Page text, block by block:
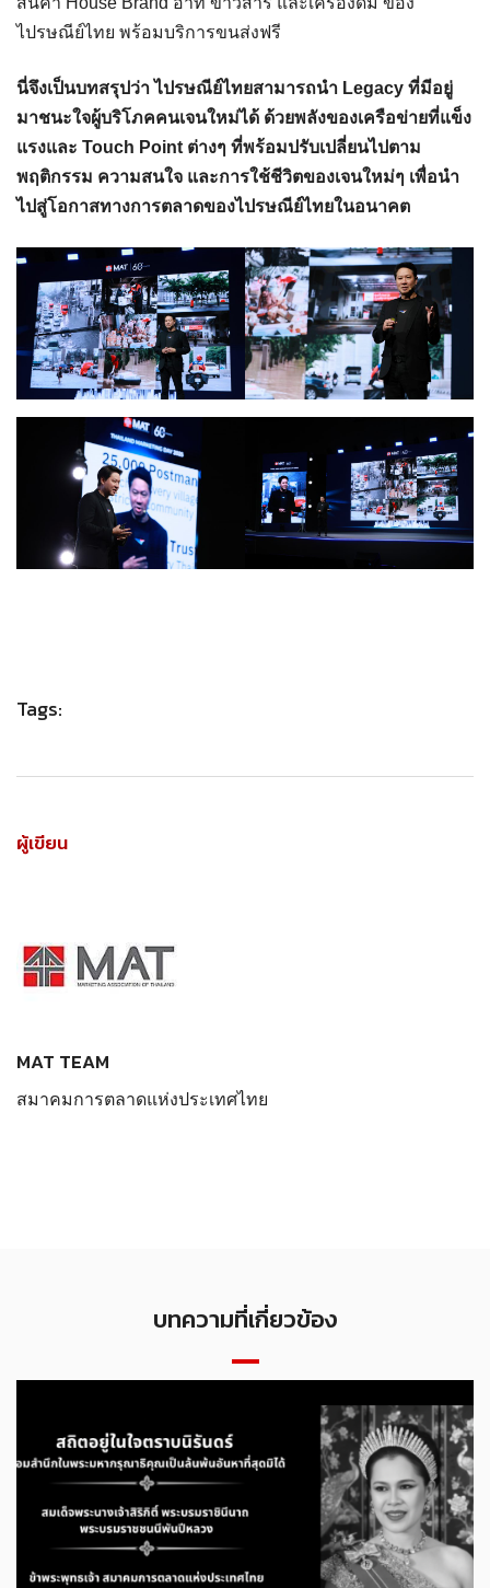
ไปรษณีย์ไทย พร้อมบริการขนส่งฟรี
นี่จึงเป็นบทสรุปว่า ไปรษณีย์ไทยสามารถนำ Legacy ที่มีอยู่
มาชนะใจผู้บริโภคคนเจนใหม่ได้ ด้วยพลังของเครือข่ายที่แข็ง
แรงและ Touch Point ต่างๆ ที่พร้อมปรับเปลี่ยนไปตาม
พฤติกรรม ความสนใจ และการใช้ชีวิตของเจนใหม่ๆ เพื่อนำ
ไปสู่โอกาสทางการตลาดของไปรษณีย์ไทยในอนาคต
Tags:
ผู้เขียน
MAT TEAM
สมาคมการตลาดแห่งประเทศไทย
บทความที่เกี่ยวข้อง